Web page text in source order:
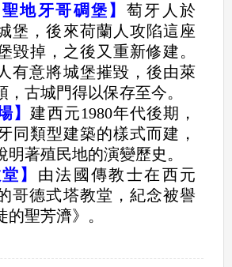
地牙哥碉堡】 萄牙人於
堡，後來荷蘭人攻陷這座
毀掉，之後又重新修建。
有意將城堡摧毀，後由萊
，古城門得以保存至今。
】建西元1980年代後期，
同類型建築的樣式而建，
明著殖民地的演變歷史。
】 由法國傳教士在西元
哥德式塔教堂，紀念被譽
聖芳濟》。